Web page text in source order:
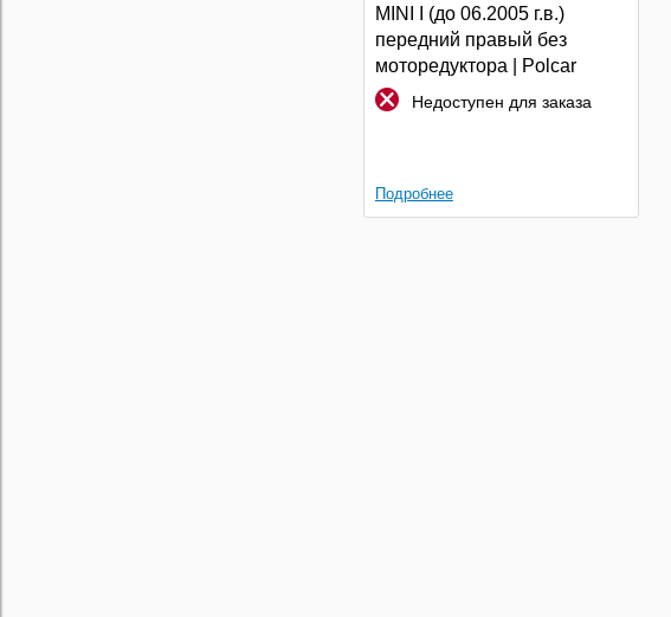
MINI I (до 06.2005 г.в.)
передний правый без
моторедуктора | Polcar
Недоступен для заказа
Подробнее